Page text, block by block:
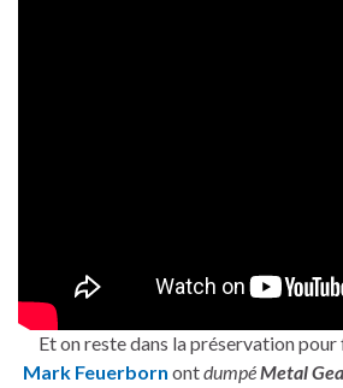
Et on reste dans la préservation
Mark Feuerborn ontdumpéMetal